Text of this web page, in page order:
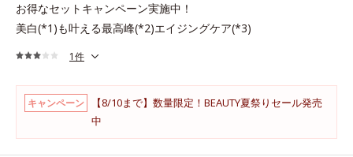
お得なセットキャンペーン実施中！
美白(*1)も叶える最高峰(*2)エイジングケア(*3)
1件
キャンペーン
【8/10まで】数量限定！BEAUTY夏祭りセール発売
中